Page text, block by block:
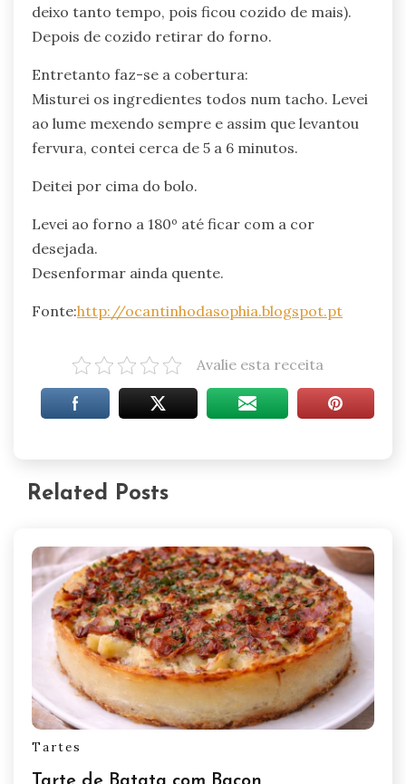
deixo tanto tempo, pois ficou cozido de mais).
Depois de cozido retirar do forno.
Entretanto faz-se a cobertura:
Misturei os ingredientes todos num tacho. Levei
ao lume mexendo sempre e assim que levantou
fervura, contei cerca de 5 a 6 minutos.
Deitei por cima do bolo.
Levei ao forno a 180º até ficar com a cor
desejada.
Desenformar ainda quente.
Fonte:http://ocantinhodasophia.blogspot.pt
Avalie esta receita
Related Posts
Tartes